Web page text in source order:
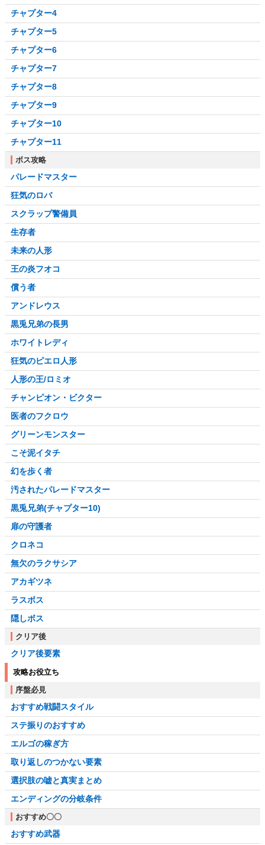
チャプター4
チャプター5
チャプター6
チャプター7
チャプター8
チャプター9
チャプター10
チャプター11
ボス攻略
パレードマスター
狂気のロバ
スクラップ警備員
生存者
未来の人形
王の炎フオコ
償う者
アンドレウス
黒兎兄弟の長男
ホワイトレディ
狂気のピエロ人形
人形の王/ロミオ
チャンピオン・ビクター
医者のフクロウ
グリーンモンスター
こそ泥イタチ
幻を歩く者
汚されたパレードマスター
黒兎兄弟(チャプター10)
扉の守護者
クロネコ
無欠のラクサシア
アカギツネ
ラスボス
隠しボス
クリア後
クリア後要素
攻略お役立ち
序盤必見
おすすめ戦闘スタイル
ステ振りのおすすめ
エルゴの稼ぎ方
取り返しのつかない要素
選択肢の嘘と真実まとめ
エンディングの分岐条件
おすすめ〇〇
おすすめ武器